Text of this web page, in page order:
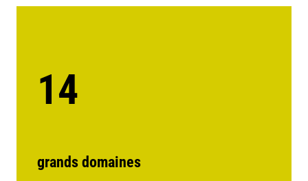
14
grands domaines